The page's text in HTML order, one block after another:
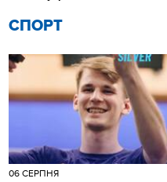
СПОРТ
06 СЕРПНЯ